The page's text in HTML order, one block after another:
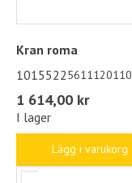
Kran roma
10155225611120110
1 614,00 kr
I lager
Lägg i varukorg